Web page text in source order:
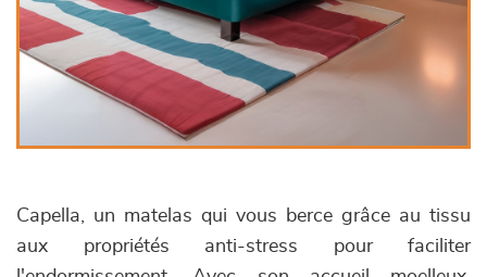
Capella, un matelas qui vous berce grâce au tissu
aux propriétés anti-stress pour faciliter